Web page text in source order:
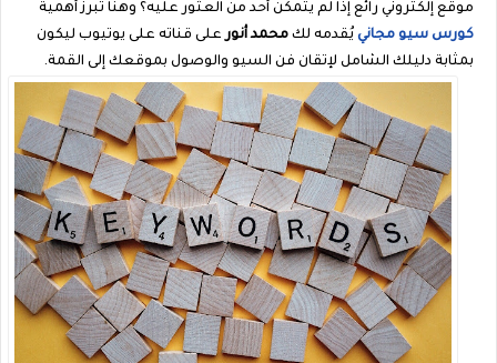
موقع إلكتروني رائع إذا لم يتمكن أحد من العثور عليه؟ وهنا تبرز أهمية
كورس سيو مجاني يُقدمه لك محمد أنورعلى قناته على يوتيوب ليكون
بمثابة دليلك الشامل لإتقان فن السيو والوصول بموقعك إلى القمة.